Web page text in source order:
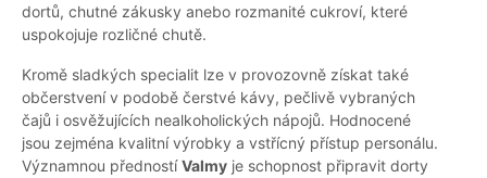
dortů, chutné zákusky anebo rozmanité cukroví, které
uspokojuje rozličné chutě.
Kromě sladkých specialit lze v provozovně získat také
občerstvení v podobě čerstvé kávy, pečlivě vybraných
čajů i osvěžujících nealkoholických nápojů. Hodnocené
jsou zejména kvalitní výrobky a vstřícný přístup personálu.
Významnou přednostíValmy je schopnost připravit dorty